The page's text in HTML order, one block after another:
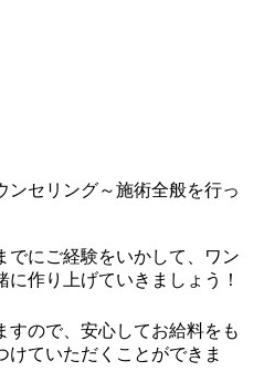
ンセリング～施術全般を行っ
にご経験をいかして、ワン
作り上げていきましょう！
すので、安心してお給料をも
けていただくことができま